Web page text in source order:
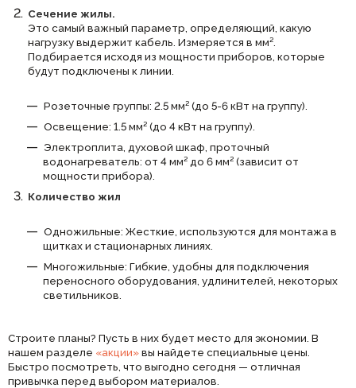
Сечение жилы.
Это самый важный параметр, определяющий, какую
нагрузку выдержит кабель. Измеряется в мм².
Подбирается исходя из мощности приборов, которые
будут подключены к линии.
Розеточные группы: 2.5 мм² (до 5-6 кВт на группу).
Освещение: 1.5 мм² (до 4 кВт на группу).
Электроплита, духовой шкаф, проточный
водонагреватель: от 4 мм² до 6 мм² (зависит от
мощности прибора).
Количество жил
Одножильные: Жесткие, используются для монтажа в
щитках и стационарных линиях.
Многожильные: Гибкие, удобны для подключения
переносного оборудования, удлинителей, некоторых
светильников.
Строите планы? Пусть в них будет место для экономии. В
нашем разделе «акции»вы найдете специальные цены.
Быстро посмотреть, что выгодно сегодня — отличная
привычка перед выбором материалов.